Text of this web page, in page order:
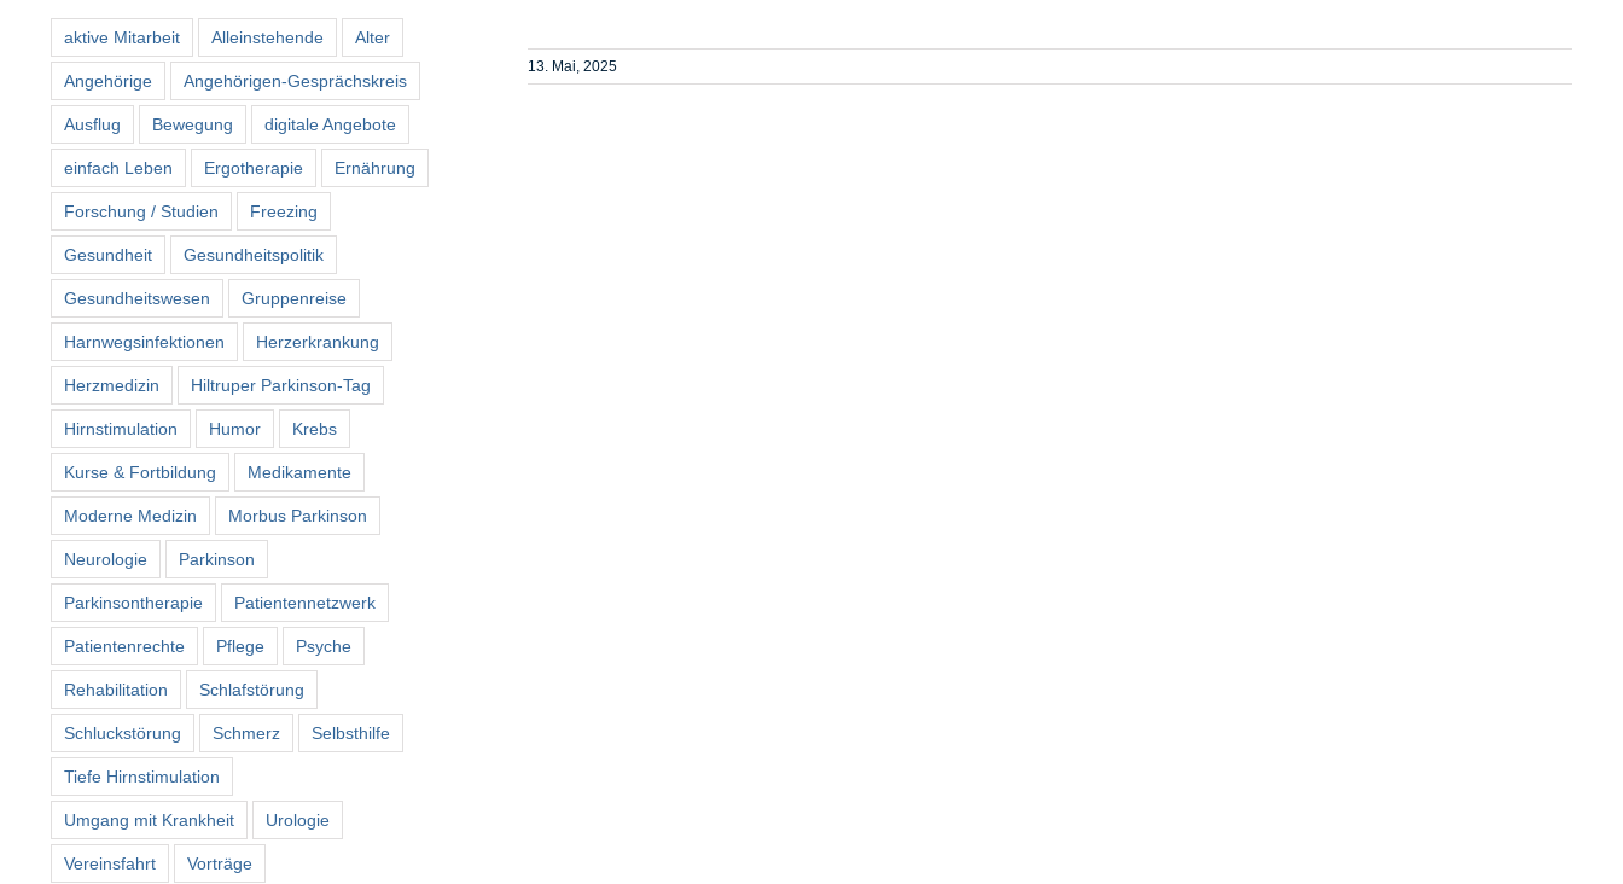
13. Mai, 2025
aktive Mitarbeit Alleinstehende Alter
Angehörige Angehörigen-Gesprächskreis
Ausflug Bewegung digitale Angebote
einfach Leben Ergotherapie Ernährung
Forschung / Studien Freezing
Gesundheit Gesundheitspolitik
Gesundheitswesen Gruppenreise
Harnwegsinfektionen Herzerkrankung
Herzmedizin Hiltruper Parkinson-Tag
Hirnstimulation Humor Krebs
Kurse & Fortbildung Medikamente
Moderne Medizin Morbus Parkinson
Neurologie Parkinson
Parkinsontherapie Patientennetzwerk
Patientenrechte Pflege Psyche
Rehabilitation Schlafstörung
Schluckstörung Schmerz Selbsthilfe
Tiefe Hirnstimulation
Umgang mit Krankheit Urologie
Vereinsfahrt Vorträge